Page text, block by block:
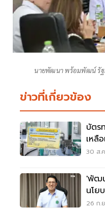
นายพัฒนา พร้อมพัฒน์ รัฐ
ข่าวที่เกี่ยวข้อง
บัตร
เหลื
รักษา
30 ส.
'พัฒ
นโย
26 ก.